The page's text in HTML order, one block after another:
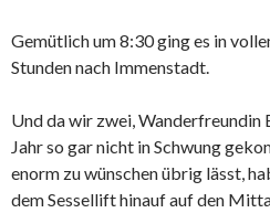
Gemütlich um 8:30 ging es in
Stunden nach Immenstadt.
Und da wir zwei, Wanderfreundin
Jahr so gar nicht in Schwung
enorm zu wünschen übrig lässt,
dem Sessellift hinauf auf den